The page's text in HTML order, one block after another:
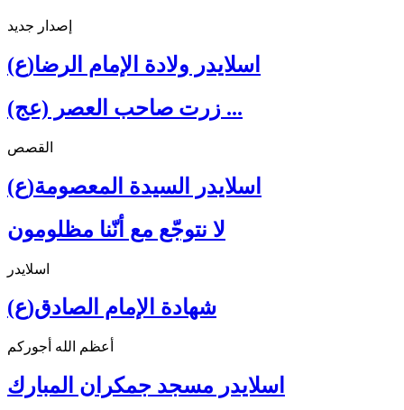
إصدار جديد
اسلايدر ولادة الإمام الرضا(ع)
زرت صاحب العصر (عج) ...
القصص
اسلايدر السيدة المعصومة(ع)
لا نتوجّع مع أنّنا مظلومون
اسلايدر
شهادة الإمام الصادق(ع)
أعظم الله أجوركم
اسلايدر مسجد جمكران المبارك